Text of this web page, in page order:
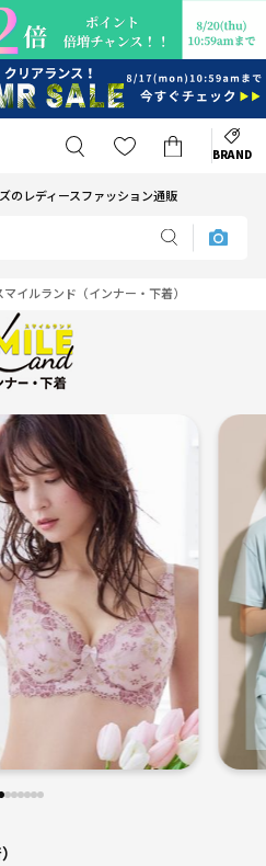
BRAND
のレディースファッション通販
マイルランド（インナー・下着）